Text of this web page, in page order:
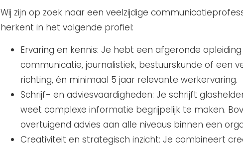
Wij zijn op zoek naar een veelzijdige
herkent in het volgende profiel:
Ervaring en kennis: Je hebt een afgeronde opleiding
communicatie, journalistiek, bestuurskunde of een
richting, én minimaal 5 jaar relevante werkervaring.
Schrijf- en adviesvaardigheden: Je schrijft
weet complexe informatie begrijpelijk te maken.
overtuigend advies aan alle niveaus binnen een
Creativiteit en strategisch inzicht: Je combineert